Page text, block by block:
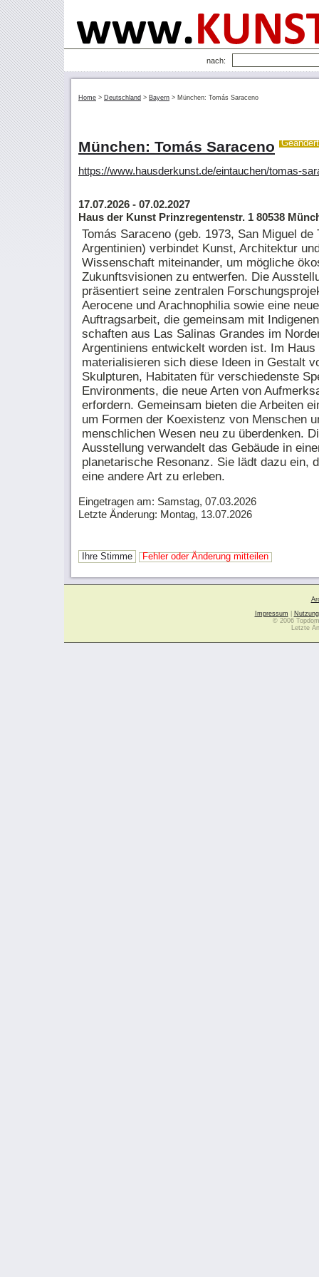
nach:
Home > Deutschland > Bayern > München: Tomás Saraceno
München: Tomás Saraceno Geändert
https://www.hausderkunst.de/eintauchen/tomas-
17.07.2026 - 07.02.2027
Haus der Kunst Prinzregentenstr. 1 80538
Tomás Saraceno (geb. 1973, San Miguel de
Argentinien) verbindet Kunst, Archi­tektur
Wissenschaft miteinander, um mögliche
Zukunftsvisionen zu entwerfen. Die
präsentiert seine zentralen
Aerocene und Arach­no­philia sowie eine neue
Auftragsarbeit, die gemeinsam mit
schaften aus Las Salinas Grandes im
Argentiniens entwickelt worden ist. Im Haus
materialisieren sich diese Ideen in Gestalt
Skulpturen, Habitaten für verschiedenste
Environments, die neue Arten von
erfordern. Gemeinsam bieten die Arbeiten
um Formen der Koexistenz von Menschen
menschlichen Wesen neu zu überdenken.
Ausstellung verwandelt das Gebäude in
pla­ne­ta­rische Resonanz. Sie lädt dazu ein,
eine andere Art zu erleben.
Eingetragen am: Samstag, 07.03.2026
Letzte Änderung: Montag, 13.07.2026
Ihre Stimme Fehler oder Änderung mitteilen
Impressum
© 2006
Letzte